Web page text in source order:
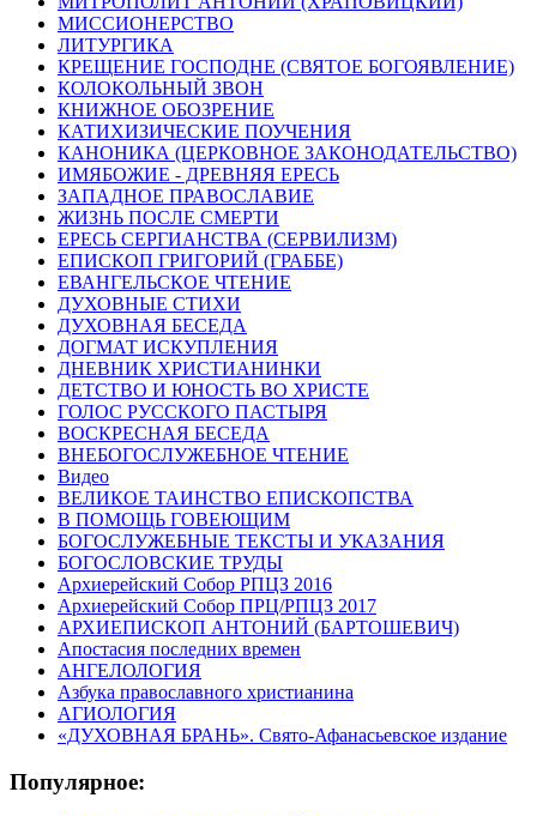
МИССИОНЕРСТВО
ЛИТУРГИКА
КРЕЩЕНИЕ ГОСПОДНЕ (СВЯТОЕ БОГОЯВЛЕНИЕ)
КОЛОКОЛЬНЫЙ ЗВОН
КНИЖНОЕ ОБОЗРЕНИЕ
КАТИХИЗИЧЕСКИЕ ПОУЧЕНИЯ
КАНОНИКА (ЦЕРКОВНОЕ ЗАКОНОДАТЕЛЬСТВО)
ИМЯБОЖИЕ - ДРЕВНЯЯ ЕРЕСЬ
ЗАПАДНОЕ ПРАВОСЛАВИЕ
ЖИЗНЬ ПОСЛЕ СМЕРТИ
ЕРЕСЬ СЕРГИАНСТВА (СЕРВИЛИЗМ)
ЕПИСКОП ГРИГОРИЙ (ГРАББЕ)
ЕВАНГЕЛЬСКОЕ ЧТЕНИЕ
ДУХОВНЫЕ СТИХИ
ДУХОВНАЯ БЕСЕДА
ДОГМАТ ИСКУПЛЕНИЯ
ДНЕВНИК ХРИСТИАНИНКИ
ДЕТСТВО И ЮНОСТЬ ВО ХРИСТЕ
ГОЛОС РУССКОГО ПАСТЫРЯ
ВОСКРЕСНАЯ БЕСЕДА
ВНЕБОГОСЛУЖЕБНОЕ ЧТЕНИЕ
Видео
ВЕЛИКОЕ ТАИНСТВО ЕПИСКОПСТВА
В ПОМОЩЬ ГОВЕЮЩИМ
БОГОСЛУЖЕБНЫЕ ТЕКСТЫ И УКАЗАНИЯ
БОГОСЛОВСКИЕ ТРУДЫ
Архиерейский Собор РПЦЗ 2016
Архиерейский Собор ПРЦ/РПЦЗ 2017
АРХИЕПИСКОП АНТОНИЙ (БАРТОШЕВИЧ)
Апостасия последних времен
АНГЕЛОЛОГИЯ
Азбука православного христианина
АГИОЛОГИЯ
«ДУХОВНАЯ БРАНЬ». Свято-Афанасьевское издание
Популярное: